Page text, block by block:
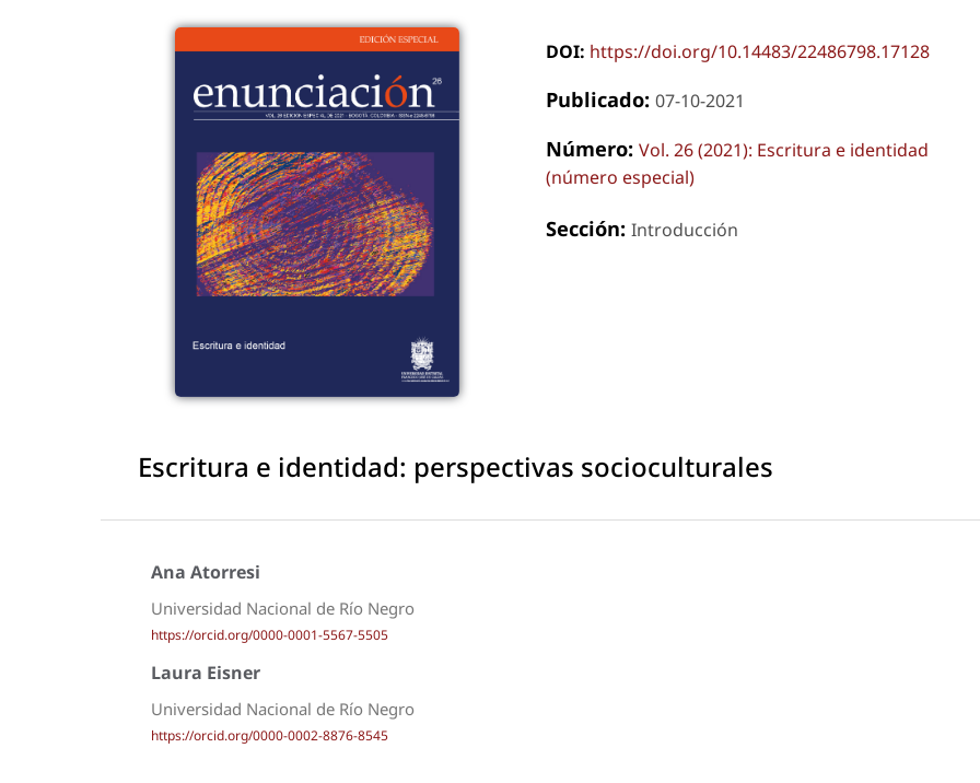
DOI: https://doi.org/10.14483/22486798.17128
Publicado: 07-10-2021
Número: Vol. 26 (2021): Escritura e identidad
(número especial)
Sección: Introducción
Escritura e identidad: perspectivas socioculturales
Ana Atorresi
Universidad Nacional de Río Negro
https://orcid.org/0000-0001-5567-5505
Laura Eisner
Universidad Nacional de Río Negro
https://orcid.org/0000-0002-8876-8545